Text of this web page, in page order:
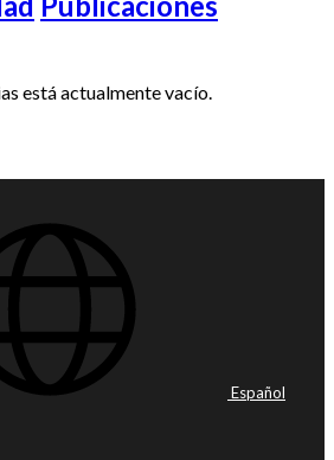
está actualmente vacío.
Español